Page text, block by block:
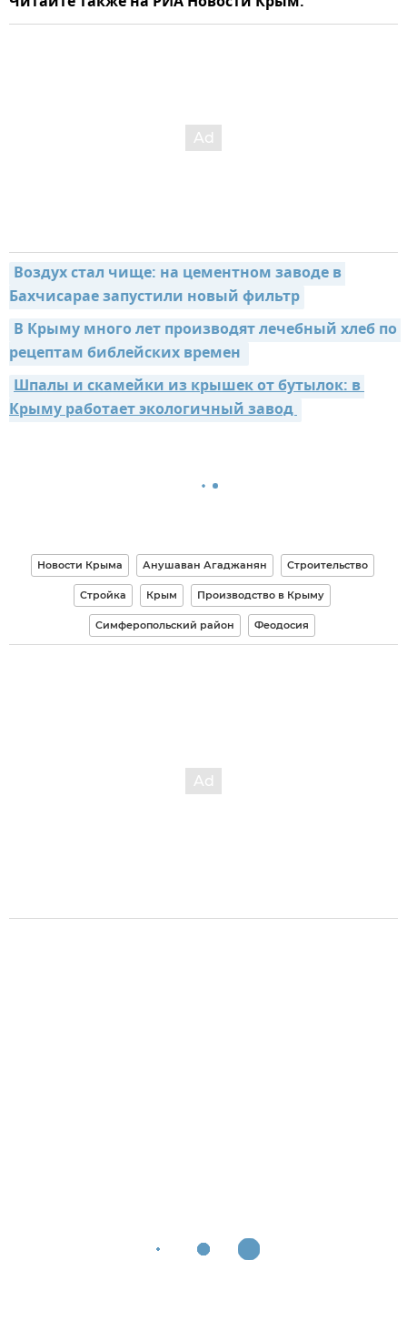
Воздух стал чище: на цементном заводе в
Бахчисарае запустили новый фильтр
В Крыму много лет производят лечебный хлеб по
рецептам библейских времен
Шпалы и скамейки из крышек от бутылок: в
Крыму работает экологичный завод
Новости Крыма Анушаван Агаджанян Строительство
Стройка Крым Производство в Крыму
Симферопольский район Феодосия